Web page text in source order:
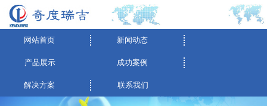
网站首页 新闻动态
产品展示 成功案例
解决方案 联系我们